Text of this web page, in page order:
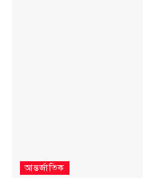
আন্তর্জাতিক